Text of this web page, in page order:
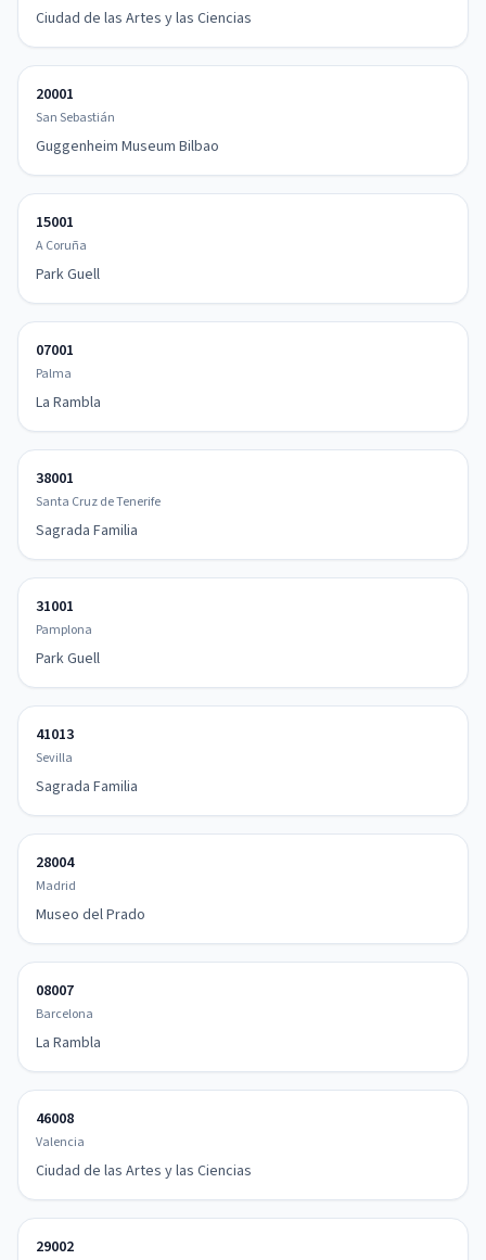
Ciudad de las Artes y las Ciencias
20001
San Sebastián
Guggenheim Museum Bilbao
15001
A Coruña
Park Guell
07001
Palma
La Rambla
38001
Santa Cruz de Tenerife
Sagrada Familia
31001
Pamplona
Park Guell
41013
Sevilla
Sagrada Familia
28004
Madrid
Museo del Prado
08007
Barcelona
La Rambla
46008
Valencia
Ciudad de las Artes y las Ciencias
29002